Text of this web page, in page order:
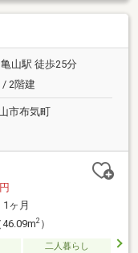
山駅 徒歩25分
/ 2階建
市布気町
1ヶ月
2）
二人暮らし